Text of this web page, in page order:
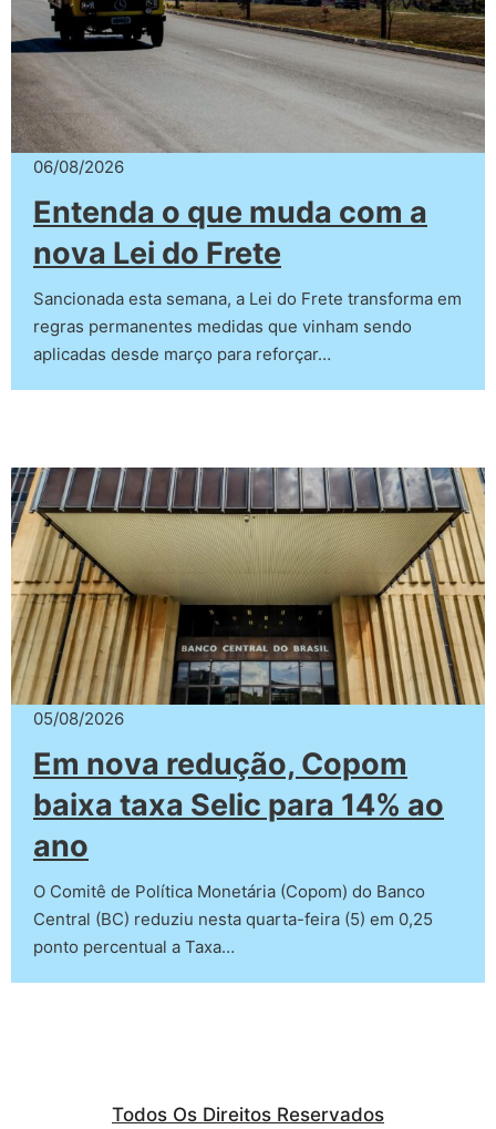
06/08/2026
Entenda o que muda com a
nova Lei do Frete
Sancionada esta semana, a Lei do Frete transforma em
regras permanentes medidas que vinham sendo
aplicadas desde março para reforçar…
05/08/2026
Em nova redução, Copom
baixa taxa Selic para 14% ao
ano
O Comitê de Política Monetária (Copom) do Banco
Central (BC) reduziu nesta quarta-feira (5) em 0,25
ponto percentual a Taxa…
Todos Os Direitos Reservados